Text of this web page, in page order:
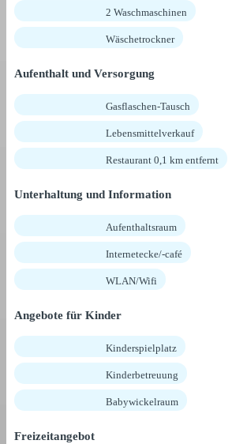
2 Waschmaschinen
Wäschetrockner
Aufenthalt und Versorgung
Gasflaschen-Tausch
Lebensmittelverkauf
Restaurant 0,1 km entfernt
Unterhaltung und Information
Aufenthaltsraum
Internetecke/-café
WLAN/Wifi
Angebote für Kinder
Kinderspielplatz
Kinderbetreuung
Babywickelraum
Freizeitangebot